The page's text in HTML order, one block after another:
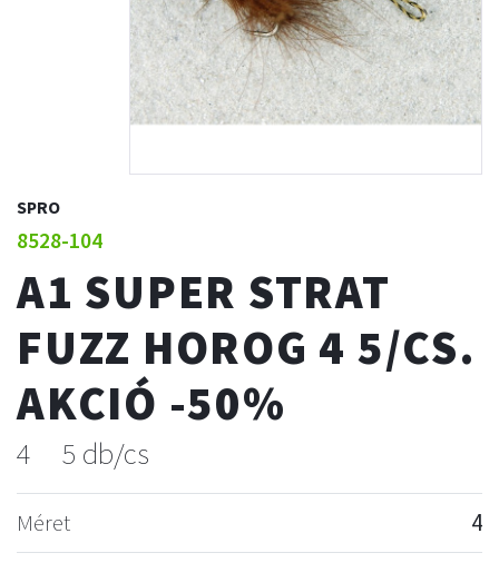
SPRO
8528-104
A1 SUPER STRAT
FUZZ HOROG 4 5/CS.
AKCIÓ -50%
4 5 db/cs
Méret
4